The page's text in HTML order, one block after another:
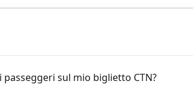
sul mio biglietto CTN?